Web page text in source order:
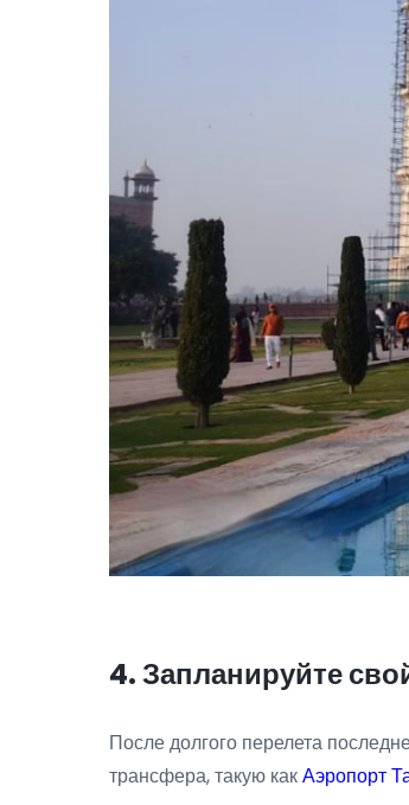
4. Запланируйте
После долгого перелета
трансфера, такую какАэропорт